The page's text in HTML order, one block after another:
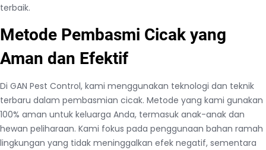
terbaik.
Metode Pembasmi Cicak yang
Aman dan Efektif
Di GAN Pest Control, kami menggunakan teknologi dan teknik
terbaru dalam pembasmian cicak. Metode yang kami gunakan
100% aman untuk keluarga Anda, termasuk anak-anak dan
hewan peliharaan. Kami fokus pada penggunaan bahan ramah
lingkungan yang tidak meninggalkan efek negatif, sementara